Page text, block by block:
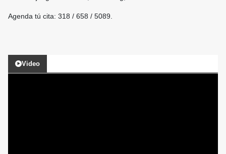
Agenda tú cita: 318 / 658 / 5089.
Video